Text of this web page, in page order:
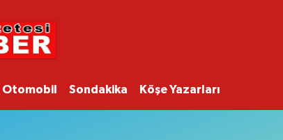
Otomobil Sondakika Köşe Yazarları